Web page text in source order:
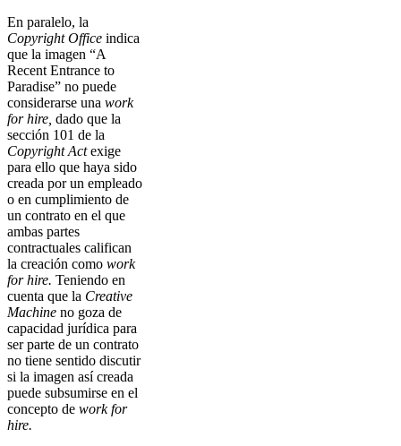
En paralelo, la
Copyright Office indica
que la imagen “A
Recent Entrance to
Paradise” no puede
considerarse una work
for hire, dado que la
sección 101 de la
Copyright Actexige
para ello que haya sido
creada por un empleado
o en cumplimiento de
un contrato en el que
ambas partes
contractuales califican
la creación como work
for hire. Teniendo en
cuenta que la Creative
Machine no goza de
capacidad jurídica para
ser parte de un contrato
no tiene sentido discutir
si la imagen así creada
puede subsumirse en el
concepto de work for
hire.